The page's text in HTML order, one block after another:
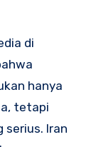
di
hanya
tetapi
serius. Iran